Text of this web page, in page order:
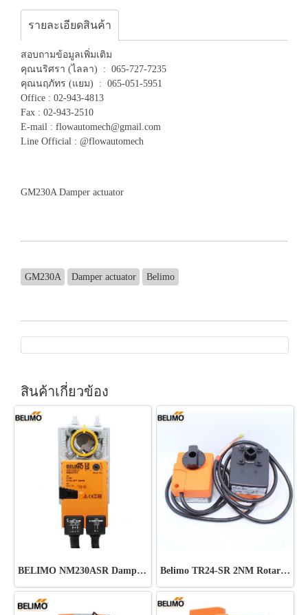
รายละเอียดสินค้า
สอบถามข้อมูลเพิ่มเติม
คุณนริศรา (ไลลา) : 065-727-7235
คุณนฤภัทร (แยม) : 065-051-5951
Office : 02-943-4813
Fax : 02-943-2510
E-mail : flowautomech@gmail.com
Line Official : @flowautomech
GM230A Damper actuator
GM230A Damper actuator Belimo
สินค้าเกี่ยวข้อง
BELIMO NM230ASR Damper actuator for operating air control dampers in ventilation and air-conditioning systems for building servi Belimo TR24-SR 2NM Rotary actuator for ball valves